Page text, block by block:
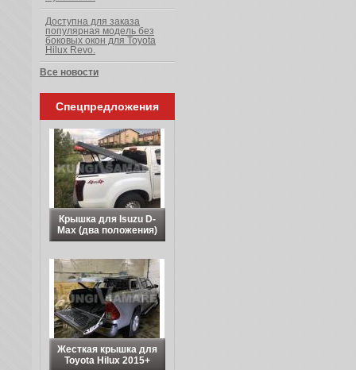
Доступна для заказа
популярная модель без
боковых окон для Toyota
Hilux Revo.
Все новости
Спецпредложения
Крышка для Isuzu D-
Max (два положения)
Жесткая крышка для
Toyota Hilux 2015+